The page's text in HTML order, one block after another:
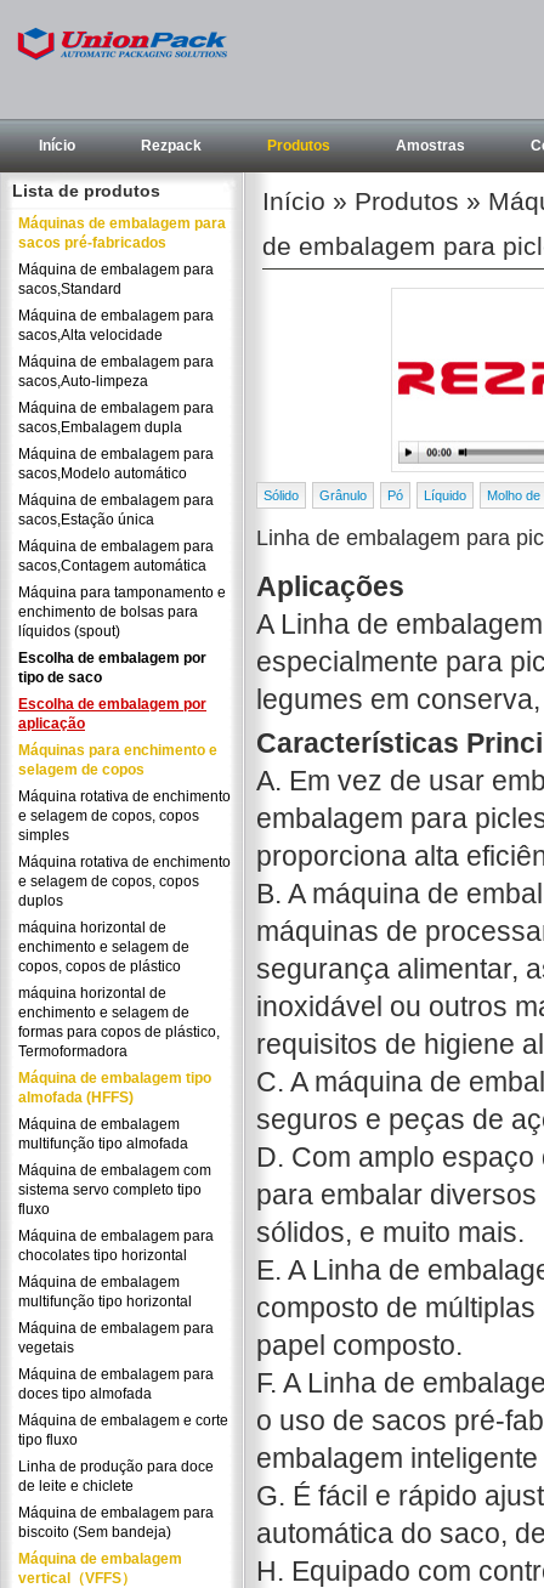
Início Rezpack Produtos Amostras
Lista de produtos
Máquinas de embalagem para
sacos pré-fabricados
Máquina de embalagem para
sacos,Standard
Máquina de embalagem para
sacos,Alta velocidade
Máquina de embalagem para
sacos,Auto-limpeza
Máquina de embalagem para
sacos,Embalagem dupla
Máquina de embalagem para
sacos,Modelo automático
Máquina de embalagem para
sacos,Estação única
Máquina de embalagem para
sacos,Contagem automática
Máquina para tamponamento e
enchimento de bolsas para
líquidos (spout)
Escolha de embalagem por
tipo de saco
Escolha de embalagem por
aplicação
Máquinas para enchimento e
selagem de copos
Máquina rotativa de enchimento
e selagem de copos, copos
simples
Máquina rotativa de enchimento
e selagem de copos, copos
duplos
máquina horizontal de
enchimento e selagem de
copos, copos de plástico
máquina horizontal de
enchimento e selagem de
formas para copos de plástico,
Termoformadora
Máquina de embalagem tipo
almofada (HFFS)
Máquina de embalagem
multifunção tipo almofada
Máquina de embalagem com
sistema servo completo tipo
fluxo
Máquina de embalagem para
chocolates tipo horizontal
Máquina de embalagem
multifunção tipo horizontal
Máquina de embalagem para
vegetais
Máquina de embalagem para
doces tipo almofada
Máquina de embalagem e corte
tipo fluxo
Linha de produção para doce
de leite e chiclete
Máquina de embalagem para
biscoito (Sem bandeja)
Máquina de embalagem
vertical（VFFS）
Início » Produtos »
de embalagem para
Sólido Grânulo Pó Líquido Molho
Linha de embalagem para
Aplicações
A Linha de
especialmente para
legumes em
Características
A. Em vez de usar
embalagem para
proporciona alta
B. A máquina de
máquinas de
segurança alimentar,
inoxidável ou outros
requisitos de higiene
C. A máquina de
seguros e peças de
D. Com amplo
para embalar
sólidos, e muito mais.
E. A Linha de
composto de
papel composto.
F. A Linha de
o uso de sacos pré-
embalagem
G. É fácil e rápido
automática do saco,
H. Equipado com